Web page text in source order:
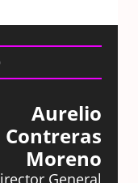
Aurelio
Contreras
Moreno
General